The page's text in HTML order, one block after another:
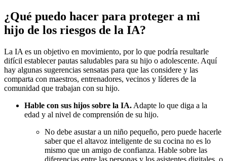
¿Qué puedo hacer para proteger a mi
hijo de los riesgos de la IA?
La IA es un objetivo en movimiento, por lo que podría resultarle
difícil establecer pautas saludables para su hijo o adolescente. Aquí
hay algunas sugerencias sensatas para que las considere y las
comparta con maestros, entrenadores, vecinos y líderes de la
comunidad que trabajan con su hijo.
Hable con sus hijos sobre la IA. Adapte lo que diga a la
edad y al nivel de comprensión de su hijo.
No debe asustar a un niño pequeño, pero puede hacerle
saber que el altavoz inteligente de su cocina no es lo
mismo que un amigo de confianza. Hable sobre las
diferencias entre las personas y los asistentes digitales, o